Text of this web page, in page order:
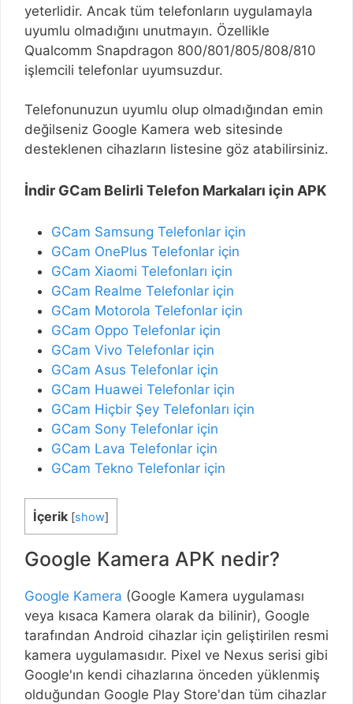
yeterlidir. Ancak tüm telefonların uygulamayla
uyumlu olmadığını unutmayın. Özellikle
Qualcomm Snapdragon 800/801/805/808/810
işlemcili telefonlar uyumsuzdur.
Telefonunuzun uyumlu olup olmadığından emin
değilseniz Google Kamera web sitesinde
desteklenen cihazların listesine göz atabilirsiniz.
İndir GCam Belirli Telefon Markaları için APK
GCam Samsung Telefonlar için
GCam OnePlus Telefonlar için
GCam Xiaomi Telefonları için
GCam Realme Telefonlar için
GCam Motorola Telefonlar için
GCam Oppo Telefonlar için
GCam Vivo Telefonlar için
GCam Asus Telefonlar için
GCam Huawei Telefonlar için
GCam Hiçbir Şey Telefonları için
GCam Sony Telefonlar için
GCam Lava Telefonlar için
GCam Tekno Telefonlar için
İçerik [show]
Google Kamera APK nedir?
Google Kamera (Google Kamera uygulaması
veya kısaca Kamera olarak da bilinir), Google
tarafından Android cihazlar için geliştirilen resmi
kamera uygulamasıdır. Pixel ve Nexus serisi gibi
Google'ın kendi cihazlarına önceden yüklenmiş
olduğundan Google Play Store'dan tüm cihazlar